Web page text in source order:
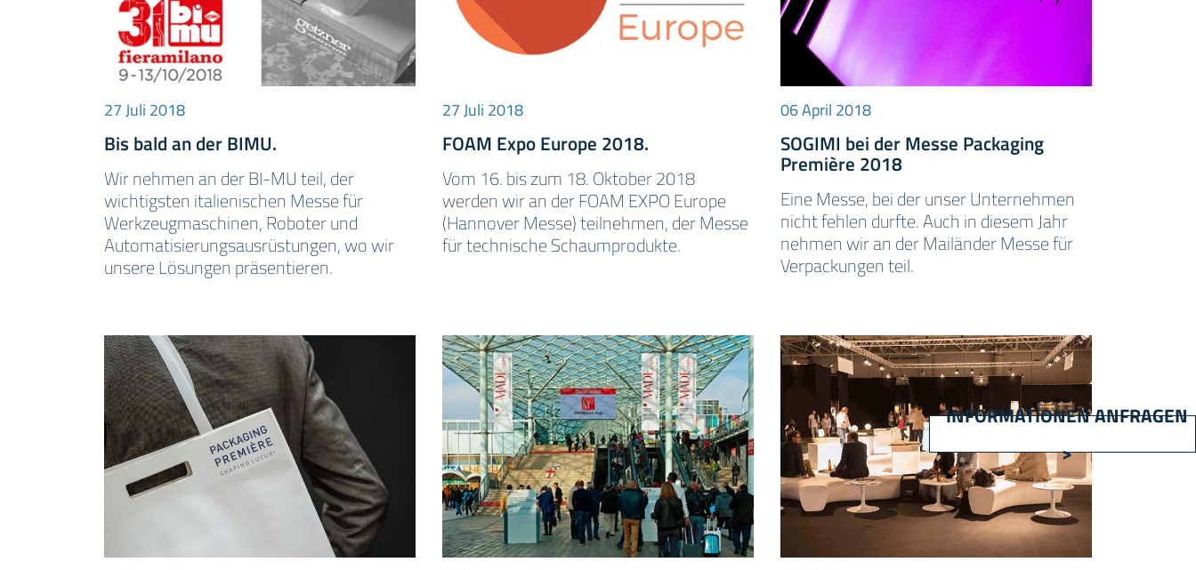
INFORMATIONEN ANFRAGEN
>
27 Juli 2018
Bis bald an der BIMU.
Wir nehmen an der BI-MU teil, der
wichtigsten italienischen Messe für
Werkzeugmaschinen, Roboter und
Automatisierungsausrüstungen, wo wir
unsere Lösungen präsentieren.
27 Juli 2018
FOAM Expo Europe 2018.
Vom 16. bis zum 18. Oktober 2018
werden wir an der FOAM EXPO Europe
(Hannover Messe) teilnehmen, der Messe
für technische Schaumprodukte.
06 April 2018
SOGIMI bei der Messe Packaging
Première 2018
Eine Messe, bei der unser Unternehmen
nicht fehlen durfte. Auch in diesem Jahr
nehmen wir an der Mailänder Messe für
Verpackungen teil.